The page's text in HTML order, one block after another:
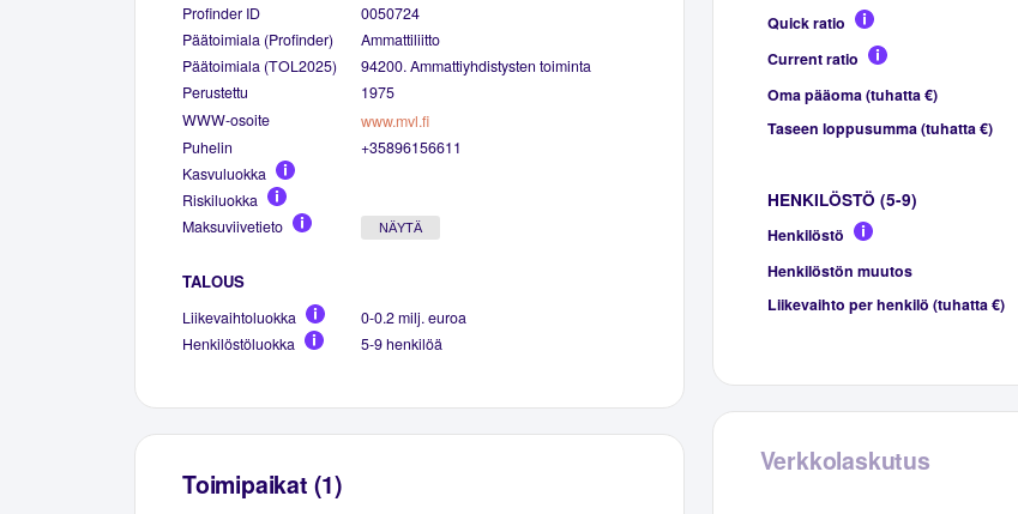
Profinder ID
0050724
Päätoimiala (Profinder)
Ammattiliitto
Päätoimiala (TOL2025)
94200. Ammattiyhdistysten toiminta
Perustettu
1975
WWW-osoite
www.mvl.fi
Puhelin
+35896156611
Kasvuluokka
Riskiluokka
Maksuviivetieto
NÄYTÄ
TALOUS
Liikevaihtoluokka
0-0.2 milj. euroa
Henkilöstöluokka
5-9 henkilöä
Toimipaikat (1)
Quick ratio
Current ratio
Oma pääoma (tuhatta €)
Taseen loppusumma (tuhatta €)
HENKILÖSTÖ (5-9)
Henkilöstö
Henkilöstön muutos
Liikevaihto per henkilö (tuhatta €)
Verkkolaskutus